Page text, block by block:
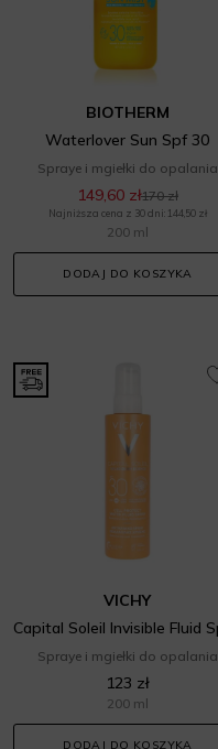
BIOTHERM
Waterlover Sun Spf 30
Spraye i mgiełki do opalania
149,60 zł170 zł
Najniższa cena z 30 dni: 144,50 zł
200 ml
DODAJ DO KOSZYKA
VICHY
Spraye i mgiełki do opalania
123 zł
200 ml
DODAJ DO KOSZYKA